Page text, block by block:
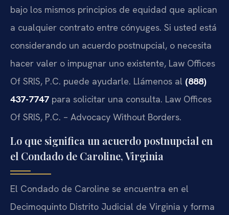
bajo los mismos principios de equidad que aplican
a cualquier contrato entre cónyuges. Si usted está
considerando un acuerdo postnupcial, o necesita
hacer valer o impugnar uno existente, Law Offices
Of SRIS, P.C. puede ayudarle. Llámenos al (888)
437-7747 para solicitar una consulta. Law Offices
Of SRIS, P.C. – Advocacy Without Borders.
Lo que significa un acuerdo postnupcial en
el Condado de Caroline, Virginia
El Condado de Caroline se encuentra en el
Decimoquinto Distrito Judicial de Virginia y forma